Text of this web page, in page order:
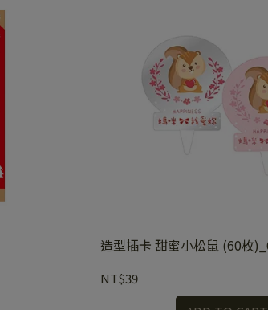
造型插卡 甜蜜小松鼠 (60枚
NT$39